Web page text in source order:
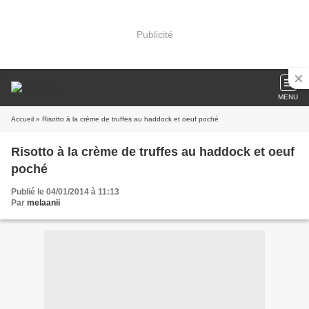
Publicité
MENU
Accueil » Risotto à la crème de truffes au haddock et oeuf poché
Risotto à la crème de truffes au haddock et oeuf
poché
Publié le 04/01/2014 à 11:13
Par melaanii